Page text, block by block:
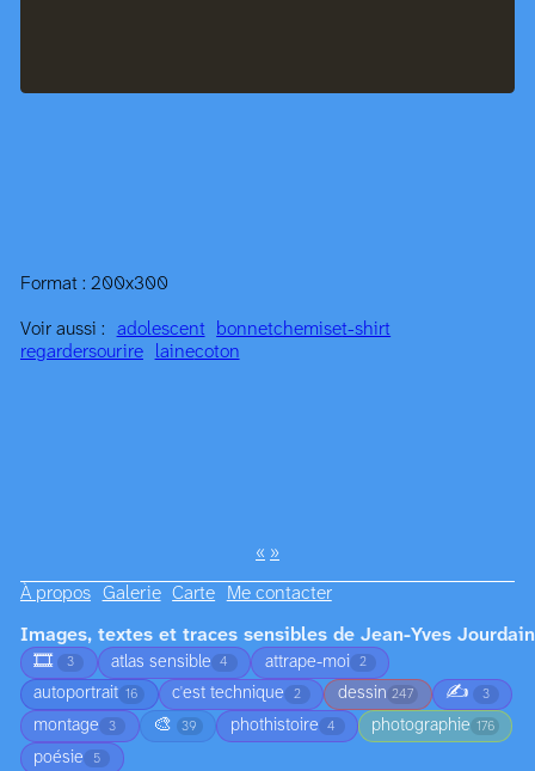
Format : 200x300
Voir aussi : adolescent bonnetchemiset-shirt
regardersourire lainecoton
« »
À propos Galerie Carte Me contacter
Images, textes et traces sensibles de Jean-Yves Jourdain
🎞️
3 atlas sensible 4 attrape-moi 2
autoportrait 16 c'est technique 2 dessin 247 ✍️ 3
montage 3 🎨 39 phothistoire 4 photographie 176
poésie 5